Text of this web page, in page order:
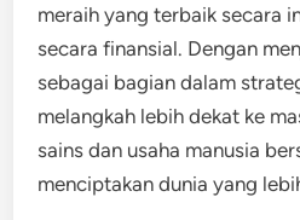
meraih yang terbaik secara
secara finansial. Dengan
sebagai bagian dalam
melangkah lebih dekat ke
sains dan usaha manusia
menciptakan dunia yang